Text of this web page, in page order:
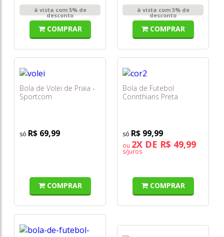
à vista com 5% de
desconto
COMPRAR
à vista com 5% de
desconto
COMPRAR
Bola de Volei de Praia -
Sportcom
R$ 69,99
COMPRAR
Bola de Futebol
Corinthians Preta
R$ 99,99
ou 2X DE R$ 49,99
s/juros
COMPRAR